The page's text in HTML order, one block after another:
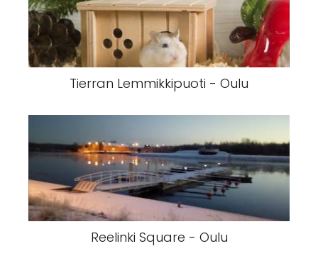
Tierran Lemmikkipuoti - Oulu
Reelinki Square - Oulu